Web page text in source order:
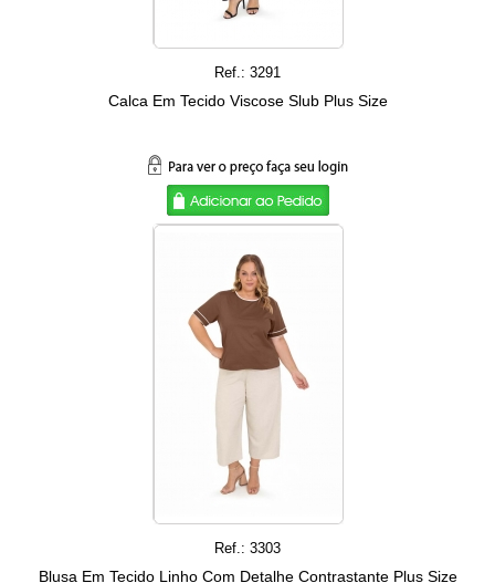
Ref.: 3291
Calca Em Tecido Viscose Slub Plus Size
Ref.: 3303
Blusa Em Tecido Linho Com Detalhe Contrastante Plus Size